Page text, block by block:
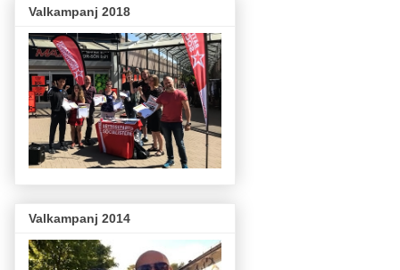
Valkampanj 2018
Valkampanj 2014